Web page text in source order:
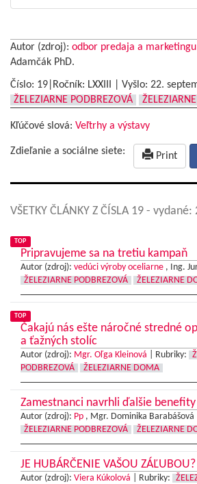
Autor (zdroj): odbor predaja a marketingu
Adamčák PhD.
Číslo: 19|Ročník: LXXIII | Vyšlo: 22.
ŽELEZIARNE PODBREZOVÁ
Kľúčové slová: Veľtrhy a výstavy
Zdieľanie a sociálne siete: Print
VŠETKY ČLÁNKY Z ČÍSLA 19 - vydané:
TOP
Pripravujeme sa na tretiu kampaň
Autor (zdroj): vedúci výroby oceliarne , Ing.
ŽELEZIARNE PODBREZOVÁ
ŽELEZIARNE
TOP
Čakajú nás ešte náročné stredné
a ťažných stolíc
Autor (zdroj): Mgr. Oľga Kleinová Rubriky:
PODBREZOVÁ
ŽELEZIARNE DOMA
Zamestnanci navrhli ďalšie benefity
Autor (zdroj): Pp , Mgr. Dominika Barabášová
ŽELEZIARNE PODBREZOVÁ
ŽELEZIARNE
JE HUBÁRČENIE VAŠOU ZÁĽUBOU?
Autor (zdroj): Viera Kúkolová Rubriky: